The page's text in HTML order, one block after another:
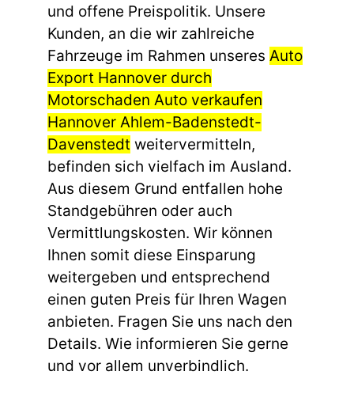
und offene Preispolitik. Unsere
Kunden, an die wir zahlreiche
Fahrzeuge im Rahmen unseres Auto
Export Hannover durch
Motorschaden Auto verkaufen
Hannover Ahlem-Badenstedt-
Davenstedt weitervermitteln,
befinden sich vielfach im Ausland.
Aus diesem Grund entfallen hohe
Standgebühren oder auch
Vermittlungskosten. Wir können
Ihnen somit diese Einsparung
weitergeben und entsprechend
einen guten Preis für Ihren Wagen
anbieten. Fragen Sie uns nach den
Details. Wie informieren Sie gerne
und vor allem unverbindlich.